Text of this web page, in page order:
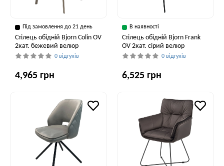
Під замовлення до 21 день
Стілець обідній Bjorn Colin OV
2кат. бежевий велюр
0 відгуків
4,965 грн
В наявності
Стілець обідній Bjorn Frank
OV 2кат. сірий велюр
0 відгуків
6,525 грн